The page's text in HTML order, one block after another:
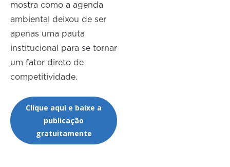
mostra como a agenda
ambiental deixou de ser
apenas uma pauta
institucional para se tornar
um fator direto de
competitividade.
Clique aqui e baixe a
publicação
gratuitamente